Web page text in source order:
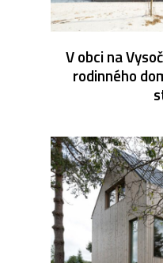
V obci na
rodinného